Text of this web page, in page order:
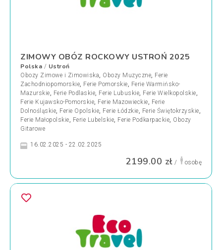
ZIMOWY OBÓZ ROCKOWY USTROŃ 2025
Polska / Ustroń
Obozy Zimowe i Zimowiska, Obozy Muzyczne, Ferie
Zachodniopomorskie, Ferie Pomorskie, Ferie Warmińsko-
Mazurskie, Ferie Podlaskie, Ferie Lubuskie, Ferie Wielkopolskie,
Ferie Kujawsko-Pomorskie, Ferie Mazowieckie, Ferie
Dolnośląskie, Ferie Opolskie, Ferie Łódzkie, Ferie Świętokrzyskie,
Ferie Małopolskie, Ferie Lubelskie, Ferie Podkarpackie, Obozy
Gitarowe
16.02.2025 - 22.02.2025
2199.00 zł / osobę